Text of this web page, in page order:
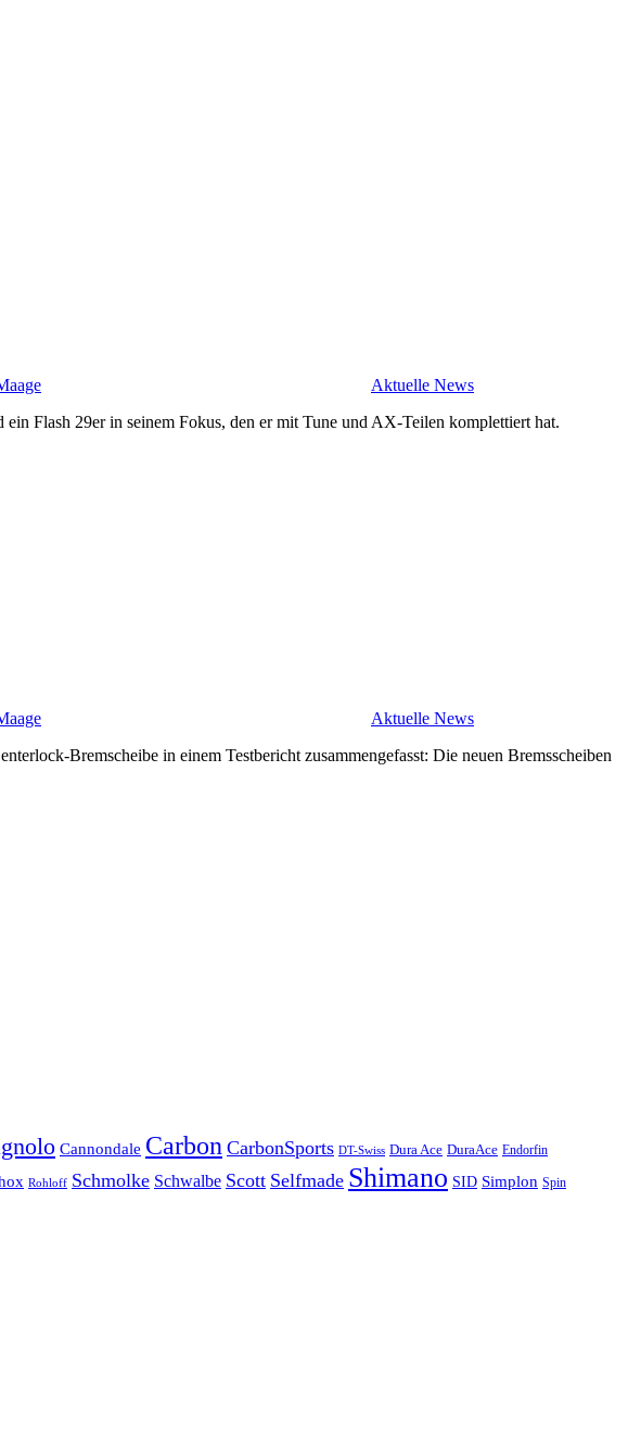
Aktuelle News
Flash 29er in seinem Fokus, den er mit Tune und AX-Teilen komplettiert hat.
Aktuelle News
Bremscheibe in einem Testbericht zusammengefasst: Die neuen Bremsscheiben
Cannondale Carbon CarbonSports DT-Swiss Dura Ace DuraAce Endorfin
Rohloff Schmolke Schwalbe Scott Selfmade Shimano SID Simplon Spin